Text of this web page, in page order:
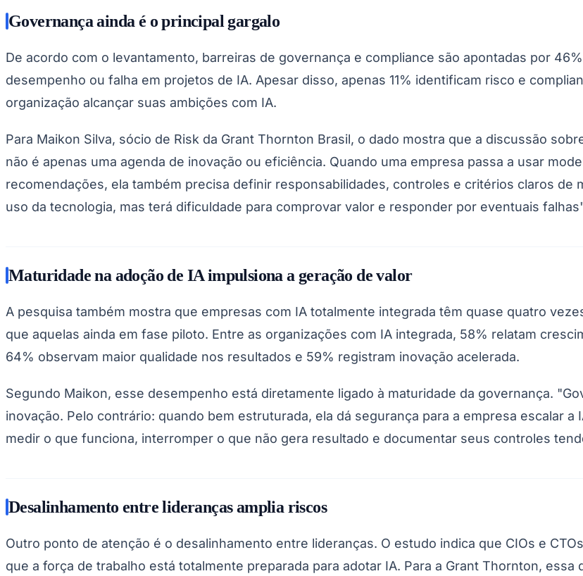
Premier League
La Liga
Mundial 2026
Times - Ir direto
Corinthians
Governança ainda é o principal gargalo
De acordo com o levantamento, barreiras de governança e compliance são apontadas por
desempenho ou falha em projetos de IA. Apesar disso, apenas 11% identificam risco e
organização alcançar suas ambições com IA.
Para Maikon Silva, sócio de Risk da Grant Thornton Brasil, o dado mostra que a discussão
não é apenas uma agenda de inovação ou eficiência. Quando uma empresa passa a usar
recomendações, ela também precisa definir responsabilidades, controles e critérios claros de
uso da tecnologia, mas terá dificuldade para comprovar valor e responder por eventuais
Maturidade na adoção de IA impulsiona a geração de valor
A pesquisa também mostra que empresas com IA totalmente integrada têm quase quatro
que aquelas ainda em fase piloto. Entre as organizações com IA integrada, 58% relatam
64% observam maior qualidade nos resultados e 59% registram inovação acelerada.
Segundo Maikon, esse desempenho está diretamente ligado à maturidade da governança.
inovação. Pelo contrário: quando bem estruturada, ela dá segurança para a empresa escalar
medir o que funciona, interromper o que não gera resultado e documentar seus controles
Desalinhamento entre lideranças amplia riscos
Outro ponto de atenção é o desalinhamento entre lideranças. O estudo indica que CIOs e
que a força de trabalho está totalmente preparada para adotar IA. Para a Grant Thornton,